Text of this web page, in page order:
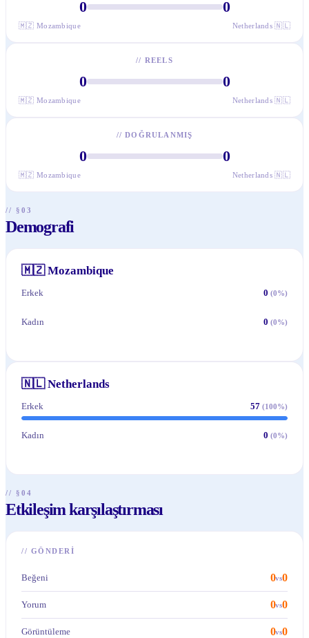
0 0
🇲🇿 Mozambique Netherlands 🇳🇱
// REELS
0 0
🇲🇿 Mozambique Netherlands 🇳🇱
//DOĞRULANMIŞ
0 0
🇲🇿 Mozambique Netherlands 🇳🇱
// §03
Demografi
🇲🇿 Mozambique
Erkek 0 (0%)
Kadın 0 (0%)
🇳🇱 Netherlands
Erkek 57 (100%)
Kadın 0 (0%)
// §04
Etkileşim karşılaştırması
// GÖNDERI
Beğeni 0vs0
Yorum 0vs0
Görüntüleme 0vs0